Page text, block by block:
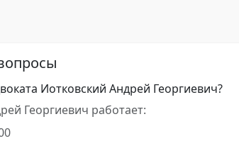
Иотковский Андрей Георгиевич?
Георгиевич работает: